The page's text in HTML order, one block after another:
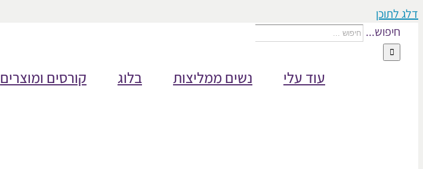
דלג לתוכן
חיפוש...
קורסים ומוצרים בלוג נשים ממליצות
עוד עלי